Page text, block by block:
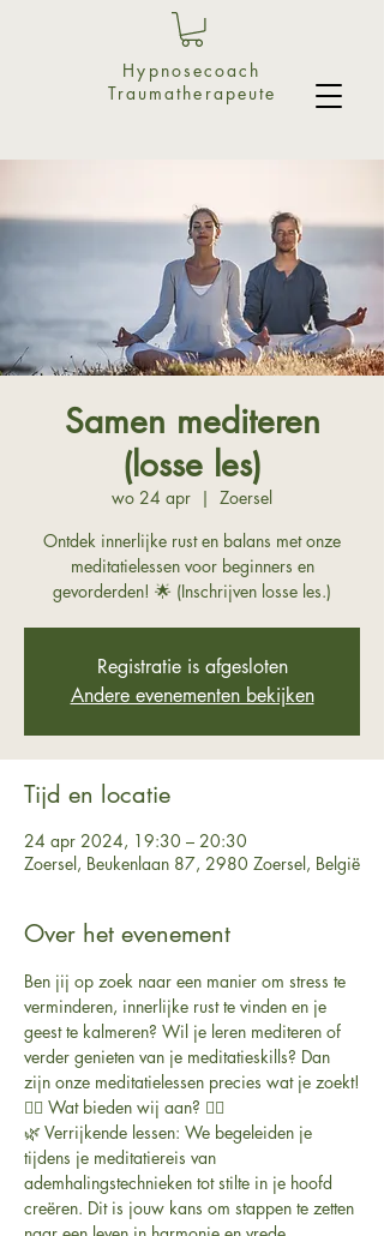
Hypnosecoach
Traumatherapeute
Samen mediteren
(losse les)
wo 24 apr
  |
Zoersel
Ontdek innerlijke rust en balans met onze
meditatielessen voor beginners en
gevorderden! 🌟 (Inschrijven losse les.)
Registratie is afgesloten
Andere evenementen bekijken
Tijd en locatie
24 apr 2024, 19:30 – 20:30
Zoersel, Beukenlaan 87, 2980 Zoersel, België
Over het evenement
Ben jij op zoek naar een manier om stress te
verminderen, innerlijke rust te vinden en je
geest te kalmeren? Wil je leren mediteren of
verder genieten van je meditatieskills? Dan
zijn onze meditatielessen precies wat je zoekt!
🧘‍♀️ Wat bieden wij aan? 🧘‍♂️
🌿 Verrijkende lessen: We begeleiden je
tijdens je meditatiereis van
ademhalingstechnieken tot stilte in je hoofd
creëren. Dit is jouw kans om stappen te zetten